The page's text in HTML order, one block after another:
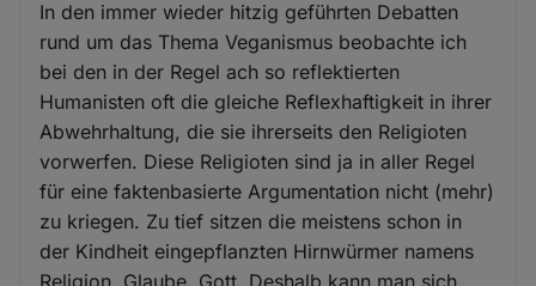
In den immer wieder hitzig geführten Debatten
rund um das Thema Veganismus beobachte ich
bei den in der Regel ach so reflektierten
Humanisten oft die gleiche Reflexhaftigkeit in ihrer
Abwehrhaltung, die sie ihrerseits den Religioten
vorwerfen. Diese Religioten sind ja in aller Regel
für eine faktenbasierte Argumentation nicht (mehr)
zu kriegen. Zu tief sitzen die meistens schon in
der Kindheit eingepflanzten Hirnwürmer namens
Religion, Glaube, Gott. Deshalb kann man sich